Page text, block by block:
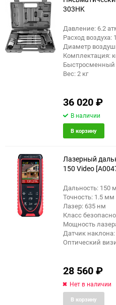
303HK
Давление: 6.2
Расход
Диаметр
Комплектация:
Быстросменный
Вес: 2 кг
36 020₽
В наличии
В корзину
Лазерный
150 Video
Дальность: 150 м
Точность: 1.5 мм
Лазер: 635 нм
Класс
Мощность
Датчик наклона:
Оптический
28 560₽
Нет в наличии
В корзину